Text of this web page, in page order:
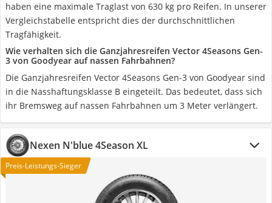
haben eine maximale Traglast von 630 kg pro Reifen. In unserer
Vergleichstabelle entspricht dies der durchschnittlichen
Tragfähigkeit.
Wie verhalten sich die Ganzjahresreifen Vector 4Seasons Gen-
3 von Goodyear auf nassen Fahrbahnen?
Die Ganzjahresreifen Vector 4Seasons Gen-3 von Goodyear sind
in die Nasshaftungsklasse B eingeteilt. Das bedeutet, dass sich
ihr Bremsweg auf nassen Fahrbahnen um 3 Meter verlängert.
Nexen N'blue 4Season XL
Preis-Leistungs-Sieger